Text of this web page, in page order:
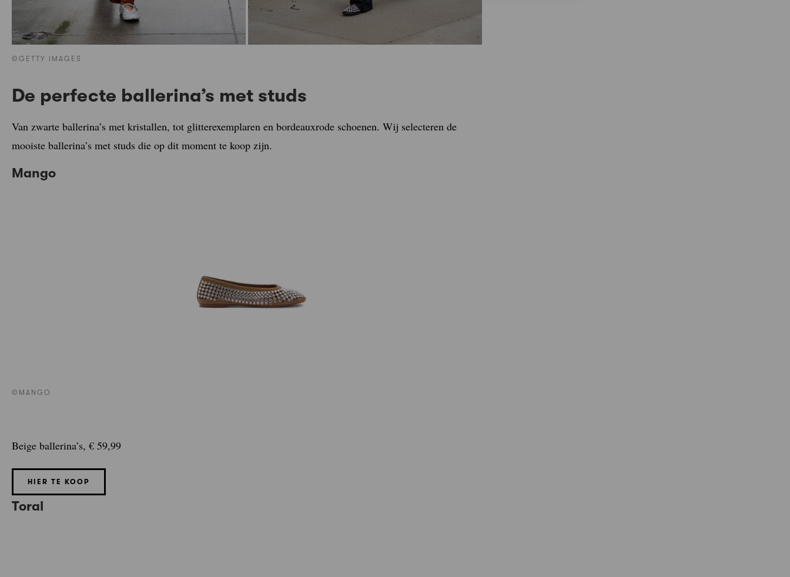
©GETTY IMAGES
De perfecte ballerina’s met studs
Van zwarte ballerina’s met kristallen, tot glitterexemplaren en bordeauxrode schoenen. Wij selecteren de
mooiste ballerina’s met studs die op dit moment te koop zijn.
Mango
©MANGO
Beige ballerina’s, € 59,99
HIER TE KOOP
Toral